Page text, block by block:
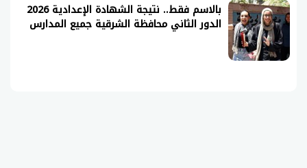
بالاسم فقط.. نتيجة الشهادة الإعدادية 2026
الدور الثاني محافظة الشرقية جميع المدارس